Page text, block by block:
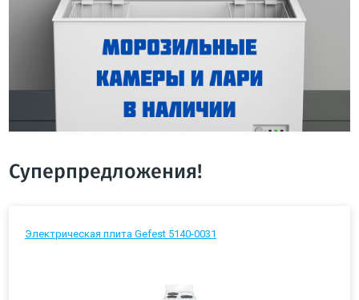
Суперпредложения!
Электрическая плита Gefest 5140-0031